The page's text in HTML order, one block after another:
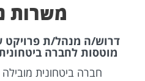
משרות
דרוש/ה מנהל/ת פרויקט
מוטסות לחברה
חברה ביטחונית